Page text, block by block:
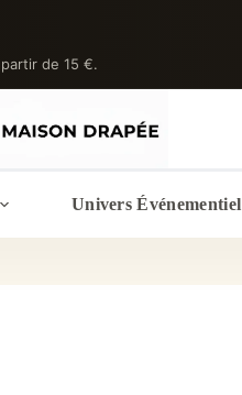
de 15 €.
Univers Événementiel